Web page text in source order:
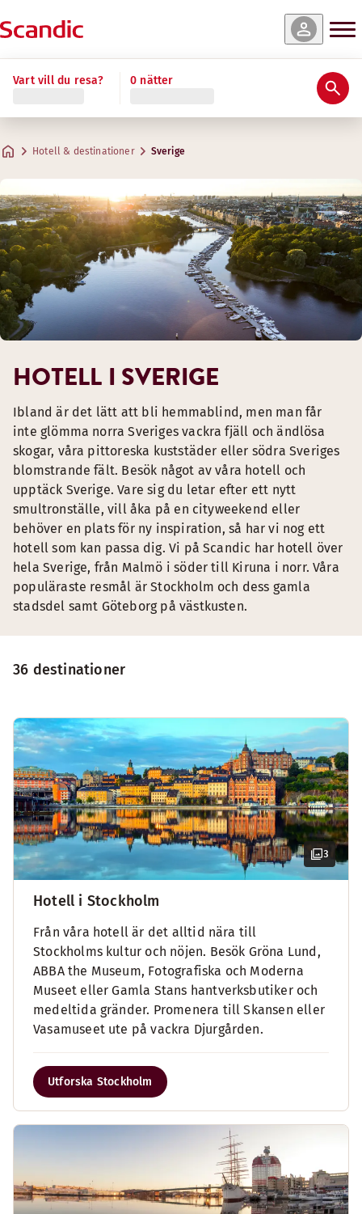
Vart vill du resa? 0 nätter
Hotell & destinationer Sverige
36 destinationer
3
Hotell i Stockholm
Från våra hotell är det alltid nära till
Stockholms kultur och nöjen. Besök Gröna Lund,
ABBA the Museum, Fotografiska och Moderna
Museet eller Gamla Stans hantverksbutiker och
medeltida gränder. Promenera till Skansen eller
Vasamuseet ute på vackra Djurgården.
Utforska Stockholm
HOTELL I SVERIGE
Ibland är det lätt att bli hemmablind, men man får
inte glömma norra Sveriges vackra fjäll och ändlösa
skogar, våra pittoreska kuststäder eller södra Sveriges
blomstrande fält. Besök något av våra hotell och
upptäck Sverige. Vare sig du letar efter ett nytt
smultronställe, vill åka på en cityweekend eller
behöver en plats för ny inspiration, så har vi nog ett
hotell som kan passa dig. Vi på Scandic har hotell över
hela Sverige, från Malmö i söder till Kiruna i norr. Våra
populäraste resmål är Stockholm och dess gamla
stadsdel samt Göteborg på västkusten.